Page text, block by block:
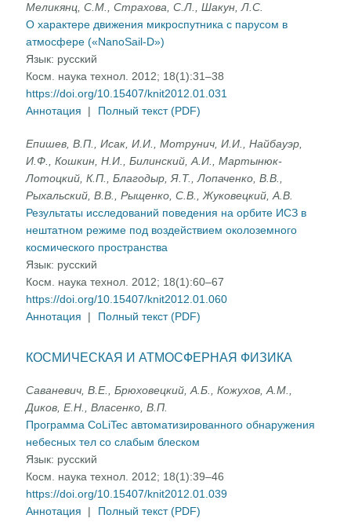
Меликянц, С.М., Страхова, С.Л., Шакун, Л.С.
О характере движения микроспутника с парусом в
атмосфере («NanoSail-D»)
Язык: русский
Косм. наука технол. 2012; 18(1):31–38
https://doi.org/10.15407/knit2012.01.031
Аннотация
| Полный текст (PDF)
Епишев, В.П., Исак, И.И., Мотрунич, И.И., Найбауэр,
И.Ф., Кошкин, Н.И., Билинский, А.И., Мартынюк-
Лотоцкий, К.П., Благодыр, Я.Т., Лопаченко, В.В.,
Рыхальский, В.В., Рыщенко, С.В., Жуковецкий, А.В.
Результаты исследований поведения на орбите ИСЗ в
нештатном режиме под воздействием околоземного
космического пространства
Язык: русский
Косм. наука технол. 2012; 18(1):60–67
https://doi.org/10.15407/knit2012.01.060
Аннотация
| Полный текст (PDF)
КОСМИЧЕСКАЯ И АТМОСФЕРНАЯ ФИЗИКА
Саваневич, В.Е., Брюховецкий, А.Б., Кожухов, А.М.,
Диков, Е.Н., Власенко, В.П.
Программа CoLiTec автоматизированного обнаружения
небесных тел со слабым блеском
Язык: русский
Косм. наука технол. 2012; 18(1):39–46
https://doi.org/10.15407/knit2012.01.039
Аннотация
| Полный текст (PDF)